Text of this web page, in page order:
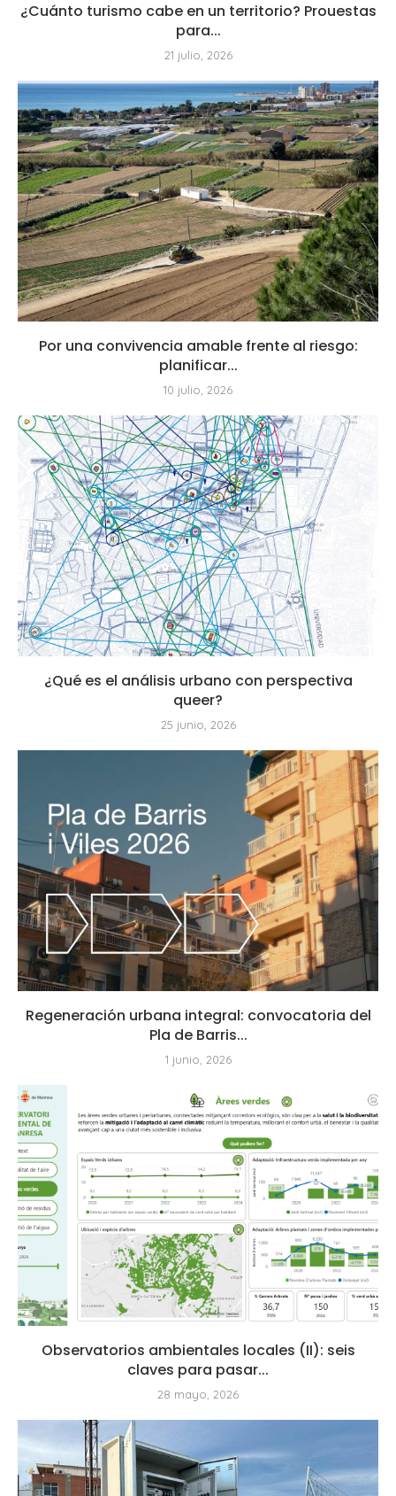
¿Cuánto turismo cabe en un territorio? Prouestas
para...
21 julio, 2026
Por una convivencia amable frente al riesgo:
planificar...
10 julio, 2026
¿Qué es el análisis urbano con perspectiva
queer?
25 junio, 2026
Regeneración urbana integral: convocatoria del
Pla de Barris...
1 junio, 2026
Observatorios ambientales locales (II): seis
claves para pasar...
28 mayo, 2026